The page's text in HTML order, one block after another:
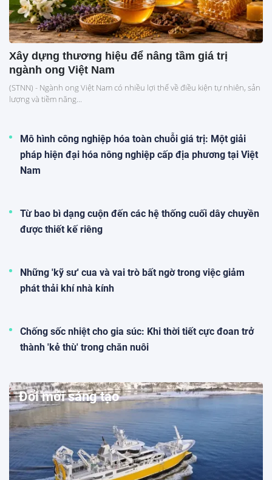
Xây dựng thương hiệu để nâng tầm giá trị
ngành ong Việt Nam
(STNN) - Ngành ong Việt Nam có nhiều lợi thế về điều kiện tự nhiên, sản
lượng và tiềm năng...
Mô hình công nghiệp hóa toàn chuỗi giá trị: Một giải
pháp hiện đại hóa nông nghiệp cấp địa phương tại Việt
Nam
Từ bao bì dạng cuộn đến các hệ thống cuối dây chuyền
được thiết kế riêng
Những 'kỹ sư' cua và vai trò bất ngờ trong việc giảm
phát thải khí nhà kính
Chống sốc nhiệt cho gia súc: Khi thời tiết cực đoan trở
thành 'kẻ thù' trong chăn nuôi
Đổi mới sáng tạo